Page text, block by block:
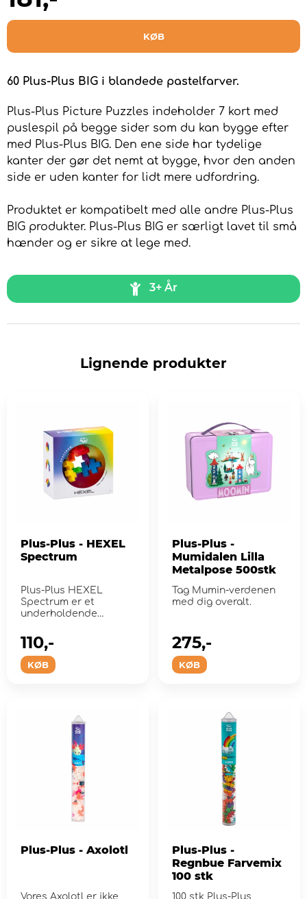
KØB
60 Plus-Plus BIG i blandede pastelfarver.
Plus-Plus Picture Puzzles indeholder 7 kort med
puslespil på begge sider som du kan bygge efter
med Plus-Plus BIG. Den ene side har tydelige
kanter der gør det nemt at bygge, hvor den anden
side er uden kanter for lidt mere udfordring.
Produktet er kompatibelt med alle andre Plus-Plus
BIG produkter. Plus-Plus BIG er særligt lavet til små
hænder og er sikre at lege med.
3+ År
Lignende produkter
Plus-Plus - HEXEL
Spectrum
Plus-Plus HEXEL
Spectrum er et
underholdende
praktisk at have...
KØB
110,-
Plus-Plus -
Mumidalen Lilla
Metalpose 500stk
Tag Mumin-verdenen
med dig overalt.
KØB
275,-
Plus-Plus - Axolotl
Vores Axolotl er ikke
Plus-Plus -
Regnbue Farvemix
100 stk
100 stk Plus-Plus